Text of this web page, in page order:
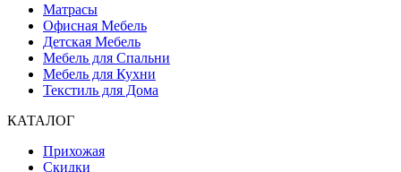
Матрасы
Офисная Мебель
Детская Мебель
Мебель для Спальни
Мебель для Кухни
Текстиль для Дома
КАТАЛОГ
Прихожая
Скидки